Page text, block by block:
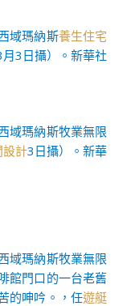
域瑪納斯養生住宅
3日攝）。新華社
域瑪納斯牧業無限
設計3日攝）。新華
域瑪納斯牧業無限
館門口的一台老舊
的呻吟。，任遊艇